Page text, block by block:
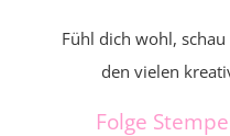
Fühl dich wohl,
den vielen
Folge